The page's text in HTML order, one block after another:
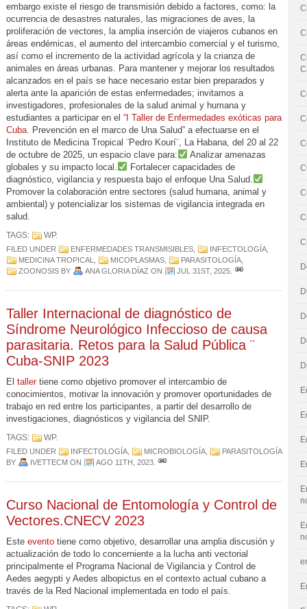
embargo existe el riesgo de transmisión debido a factores, como: la
ocurrencia de desastres naturales, las migraciones de aves, la
proliferación de vectores, la amplia inserción de viajeros cubanos en
áreas endémicas, el aumento del intercambio comercial y el turismo,
así como el incremento de la actividad agrícola y la crianza de
animales en áreas urbanas. Para mantener y mejorar los resultados
alcanzados en el país se hace necesario estar bien preparados y
alerta ante la aparición de estas enfermedades; invitamos a
investigadores, profesionales de la salud animal y humana y
estudiantes a participar en el “I Taller de Enfermedades exóticas para
Cuba. Prevención en el marco de Una Salud” a efectuarse en el
Instituto de Medicina Tropical ¨Pedro Kourí¨, La Habana, del 20 al 22
de octubre de 2025, un espacio clave para:
Analizar amenazas
globales y su impacto local.
Fortalecer capacidades de
diagnóstico, vigilancia y respuesta bajo el enfoque Una Salud.
Promover la colaboración entre sectores (salud humana, animal y
ambiental) y potencializar los sistemas de vigilancia integrada en
salud.
TAGS: WP.
FILED UNDER ENFERMEDADES TRANSMISIBLES INFECTOLOGÍA
MEDICINA TROPICAL
MICOPLASMAS PARASITOLOGÍA
ZOONOSIS BY ANA GLORIA DÍAZ ON JUL 31ST, 2025
Taller Internacional de diagnóstico de
Síndrome Neurológico Infeccioso de causa
parasitaria. Retos para la Salud Pública ¨
Cuba-SNIP 2023
El tallertiene como objetivo promover el intercambio de
conocimientos, motivar la innovación y promover oportunidades de
trabajo en red entre los participantes, a partir del desarrollo de
investigaciones, diagnósticos y vigilancia del SNIP.
TAGS: WP.
FILED UNDER INFECTOLOGÍA MICROBIOLOGÍA
PARASITOLOGÍA
BY
IVETTECM ON AGO 11TH, 2023
Curso Nacional de Entomología y Control de
Vectores.CNECV 2023
Este evento tiene como objetivo, desarrollar una amplia discusión y
actualización de todo lo concerniente a la lucha anti vectorial
principalmente el Programa Nacional de Vigilancia y Control de
Aedes aegypti y Aedes albopictus en el contexto actual cubano a
través de la Red Nacional implementada en todo el país.